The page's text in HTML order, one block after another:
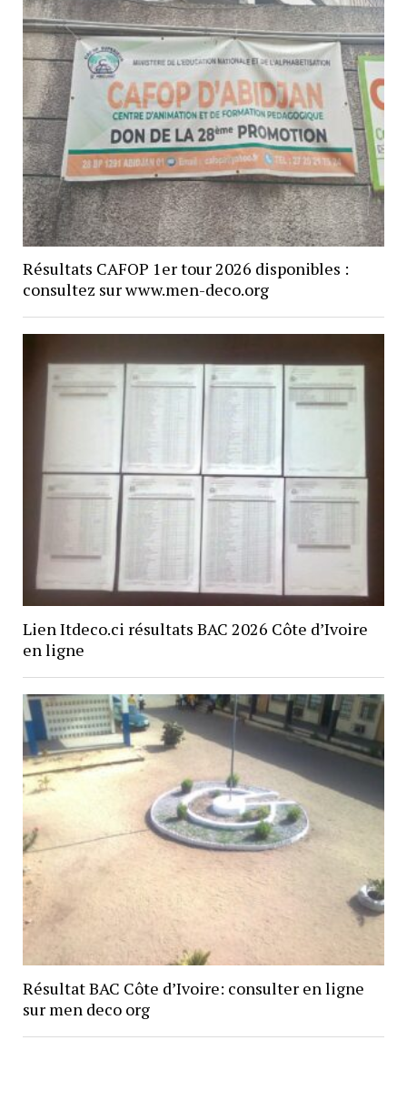
Résultats CAFOP 1er tour 2026 disponibles :
consultez sur www.men-deco.org
Lien Itdeco.ci résultats BAC 2026 Côte d’Ivoire
en ligne
Résultat BAC Côte d’Ivoire: consulter en ligne
sur men deco org